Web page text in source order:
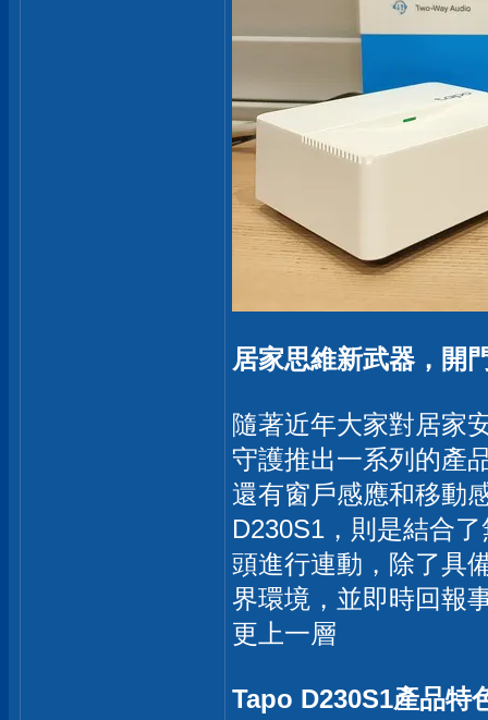
居家思維新武器，開
隨著近年大家對居家
守護推出一系列的產
還有窗戶感應和移動
D230S1，則是結合
頭進行連動，除了具
界環境，並即時回報
更上一層
Tapo D230S1產品特